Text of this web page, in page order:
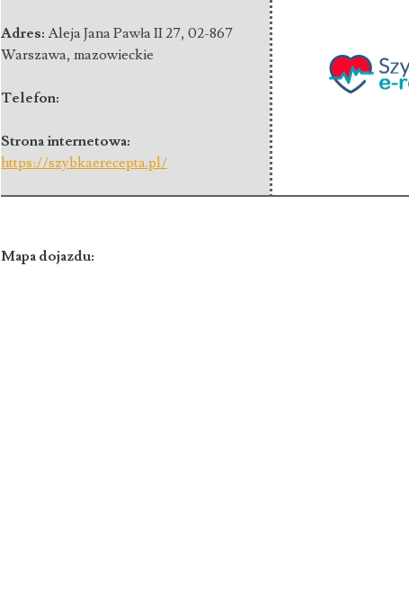
Adres:Aleja Jana Pawła II 27,02-867
Warszawa,mazowieckie
Telefon:
Strona internetowa:
https://szybkaerecepta.pl/
Mapa dojazdu: